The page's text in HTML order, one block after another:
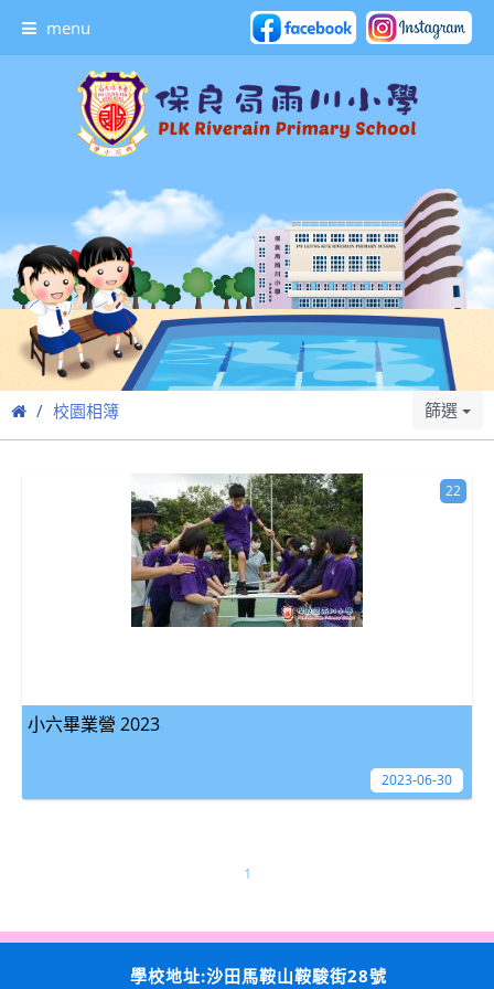
menu
校園相簿 篩選
小六畢業營 2023
22
2023-06-30
1
學校地址:沙田馬鞍山鞍駿街28號